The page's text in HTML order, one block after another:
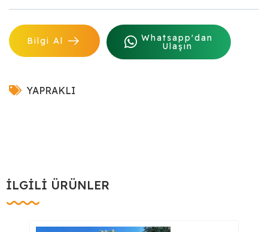
Bilgi Al Whatsapp'dan
Ulaşın
YAPRAKLI
İLGILI ÜRÜNLER